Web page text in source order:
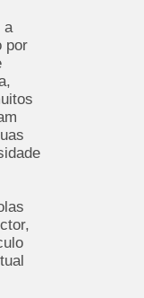
a
por